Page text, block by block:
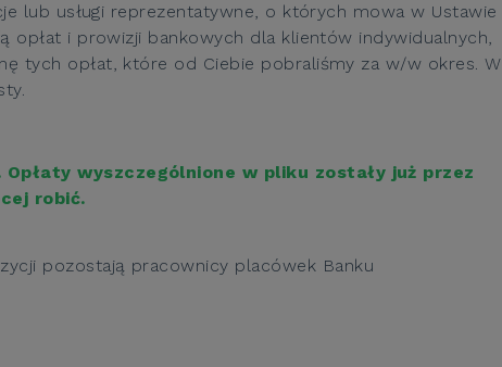
lub usługi reprezentatywne, o których mowa w Ustawie
opłat i prowizji bankowych dla klientów indywidualnych,
tych opłat, które od Ciebie pobraliśmy za w/w okres. W
Opłaty wyszczególnione w pliku zostały już przez
robić.
pozostają pracownicy placówek Banku